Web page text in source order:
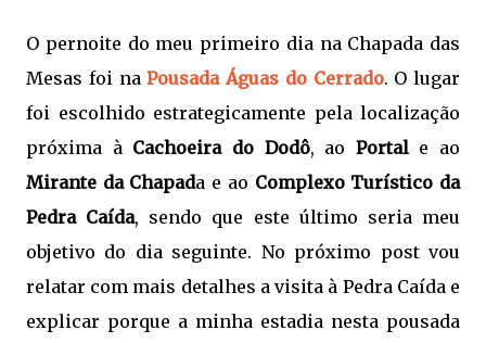
O pernoite do meu primeiro dia na Chapada das
Mesas foi naPousada Águas do Cerrado. O lugar
foi escolhido estrategicamente pela localização
próxima à Cachoeira do Dodô, ao Portale ao
Mirante da Chapada e ao Complexo Turístico da
Pedra Caída, sendo que este último seria meu
objetivo do dia seguinte. No próximo post vou
relatar com mais detalhes a visita à Pedra Caída e
explicar porque a minha estadia nesta pousada